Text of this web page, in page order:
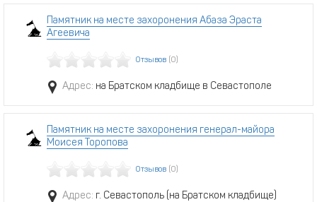
Памятник на месте захоронения Абаза Эраста
Агеевича
Отзывов (0)
Адрес: на Братском кладбище в Севастополе
Памятник на месте захоронения генерал-майора
Моисея Торопова
Отзывов (0)
Адрес: г. Севастополь (на Братском кладбище)